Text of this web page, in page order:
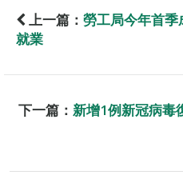
上一篇： 勞工局今年首
就業
下一篇： 新增1例新冠病毒